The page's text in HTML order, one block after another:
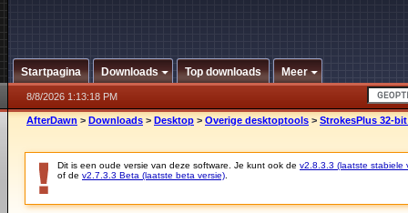
Startpagina Downloads Top downloads Meer
8/8/2026 1:13:18 PM
AfterDawn > Downloads > Desktop > Overige desktoptools > StrokesPlus 32-
Dit is een oude versie van deze software. Je kunt ook de v2.8.3.3 (laatste stabiele
of de v2.7.3.3 Beta (laatste beta versie)